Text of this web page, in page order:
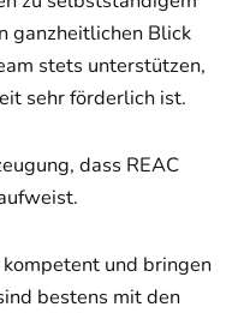
ganzheitlichen Blick
stets unterstützen,
sehr förderlich ist.
dass REAC
und bringen
bestens mit den